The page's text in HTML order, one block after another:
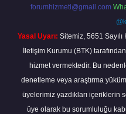
forumhizmeti@gmail.com
Yasal Uyarı: Sitemiz, 5651
İletişim Kurumu (BTK)
hizmet vermektedir. Bu
denetleme veya araştırma
üyelerimiz yazdıkları içeriklerin
üye olarak bu sorumluluğu